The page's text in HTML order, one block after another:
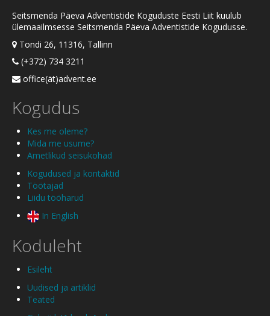
Seitsmenda Päeva Adventistide Koguduste Eesti Liit kuulub
ülemaailmsesse Seitsmenda Päeva Adventistide Kogudusse.
Tondi 26, 11316, Tallinn
(+372) 734 3211
office(ät)advent.ee
Kogudus
Kes me oleme?
Mida me usume?
Ametlikud seisukohad
Kogudused ja kontaktid
Töötajad
Liidu tööharud
In English
Koduleht
Esileht
Uudised ja artiklid
Teated